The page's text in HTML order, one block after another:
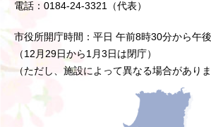
電話：0184-24-3321（代表）
市役所開庁時間：平日 午前8時30分から午
（12月29日から1月3日は閉庁）
（ただし、施設によって異なる場合がありま